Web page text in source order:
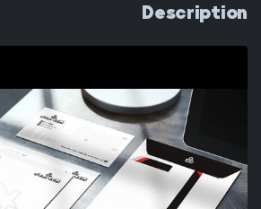
Description